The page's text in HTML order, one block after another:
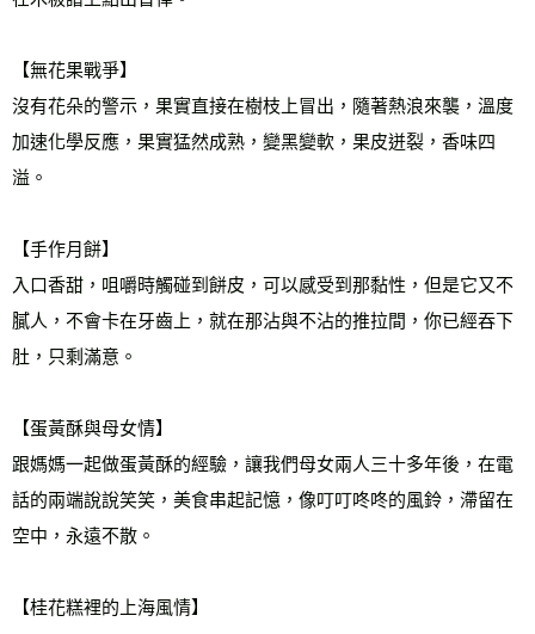
【無花果戰爭】
沒有花朵的警示，果實直接在樹枝上冒出，隨著熱浪來襲，溫度
加速化學反應，果實猛然成熟，變黑變軟，果皮迸裂，香味四
溢。
【手作月餅】
入口香甜，咀嚼時觸碰到餅皮，可以感受到那黏性，但是它又不
膩人，不會卡在牙齒上，就在那沾與不沾的推拉間，你已經吞下
肚，只剩滿意。
【蛋黃酥與母女情】
跟媽媽一起做蛋黃酥的經驗，讓我們母女兩人三十多年後，在電
話的兩端說說笑笑，美食串起記憶，像叮叮咚咚的風鈴，滯留在
空中，永遠不散。
【桂花糕裡的上海風情】